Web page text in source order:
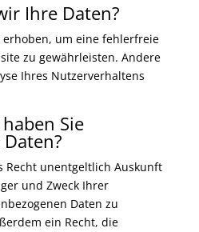
Ihre Daten?
um eine fehlerfreie
zu gewährleisten. Andere
Ihres Nutzerverhaltens
Sie
Recht unentgeltlich Auskunft
und Zweck Ihrer
Daten zu
ein Recht, die